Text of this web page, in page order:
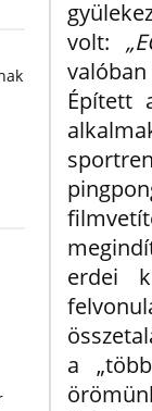
volt:
Épített
erdei
a